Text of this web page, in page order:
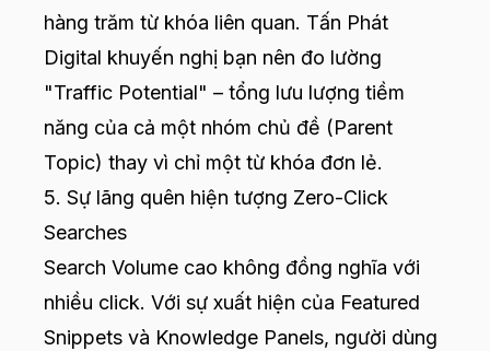
hàng trăm từ khóa liên quan. Tấn Phát
Digital khuyến nghị bạn nên đo lường
"Traffic Potential" – tổng lưu lượng tiềm
năng của cả một nhóm chủ đề (Parent
Topic) thay vì chỉ một từ khóa đơn lẻ.
5. Sự lãng quên hiện tượng Zero-Click
Searches
Search Volume cao không đồng nghĩa với
nhiều click. Với sự xuất hiện của Featured
Snippets và Knowledge Panels, người dùng